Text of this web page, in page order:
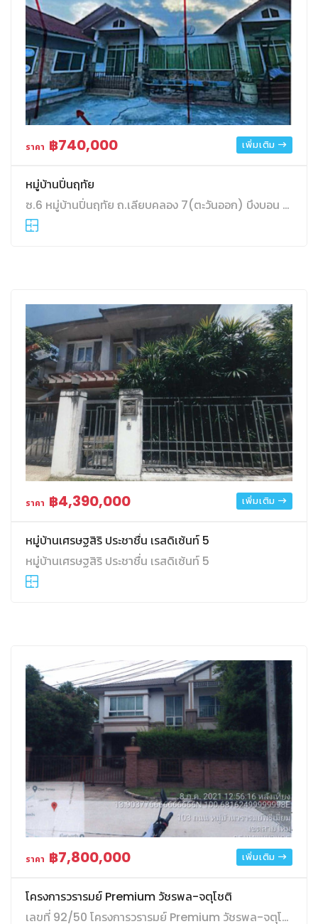
ราคา ฿740,000 เพิ่มเติม
หมู่บ้านปิ่นฤทัย
ซ.6 หมู่บ้านปิ่นฤทัย ถ.เลียบคลอง 7(ตะวันออก) บึงบอน หนองเสือ ปทุมธานี
ราคา ฿4,390,000 เพิ่มเติม
หมู่บ้านเศรษฐสิริ ประชาชื่น เรสดิเซ้นท์ 5
หมู่บ้านเศรษฐสิริ ประชาชื่น เรสดิเซ้นท์ 5
ราคา ฿7,800,000 เพิ่มเติม
โครงการวรารมย์ Premium วัชรพล-จตุโชติ
เลขที่ 92/50 โครงการวรารมย์ Premium วัชรพล-จตุโชติ ถนนจตุโชติ แขวงออเงิน เขตสายไหม จังหวัดกรุงเทพมหานคร